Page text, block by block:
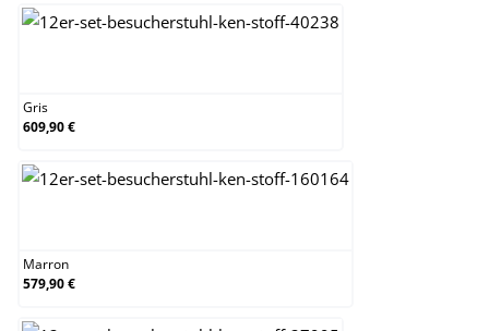
Gris
609,90 €
Marron
579,90 €